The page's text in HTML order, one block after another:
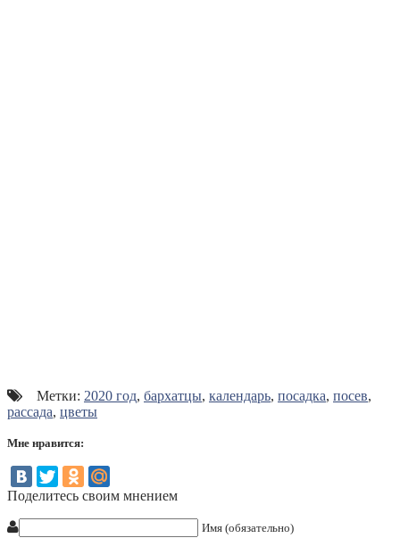
Метки: 2020 год, бархатцы, календарь, посадка, посев,
рассада, цветы
Мне нравится:
Поделитесь своим мнением
Имя (обязательно)